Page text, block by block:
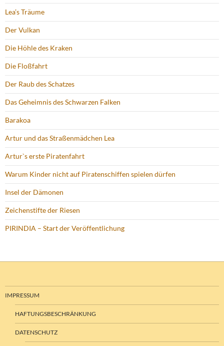
Lea’s Träume
Der Vulkan
Die Höhle des Kraken
Die Floßfahrt
Der Raub des Schatzes
Das Geheimnis des Schwarzen Falken
Barakoa
Artur und das Straßenmädchen Lea
Artur`s erste Piratenfahrt
Warum Kinder nicht auf Piratenschiffen spielen dürfen
Insel der Dämonen
Zeichenstifte der Riesen
PIRINDIA – Start der Veröffentlichung
IMPRESSUM
HAFTUNGSBESCHRÄNKUNG
DATENSCHUTZ